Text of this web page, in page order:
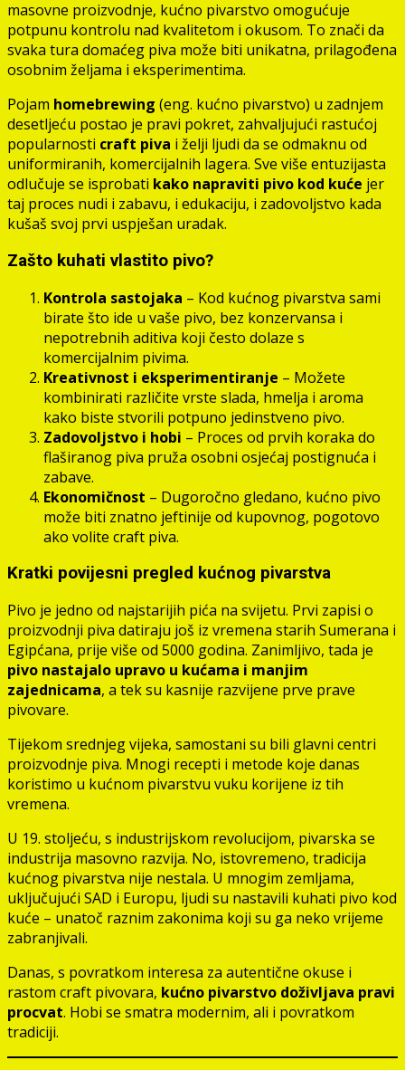
masovne proizvodnje, kućno pivarstvo omogućuje
potpunu kontrolu nad kvalitetom i okusom. To znači da
svaka tura domaćeg piva može biti unikatna, prilagođena
osobnim željama i eksperimentima.
Pojam homebrewing (eng. kućno pivarstvo) u zadnjem
desetljeću postao je pravi pokret, zahvaljujući rastućoj
popularnosti craft piva i želji ljudi da se odmaknu od
uniformiranih, komercijalnih lagera. Sve više entuzijasta
odlučuje se isprobati kako napraviti pivo kod kuće jer
taj proces nudi i zabavu, i edukaciju, i zadovoljstvo kada
kušaš svoj prvi uspješan uradak.
Zašto kuhati vlastito pivo?
Kontrola sastojaka – Kod kućnog pivarstva sami
birate što ide u vaše pivo, bez konzervansa i
nepotrebnih aditiva koji često dolaze s
komercijalnim pivima.
Kreativnost i eksperimentiranje – Možete
kombinirati različite vrste slada, hmelja i aroma
kako biste stvorili potpuno jedinstveno pivo.
Zadovoljstvo i hobi – Proces od prvih koraka do
flaširanog piva pruža osobni osjećaj postignuća i
zabave.
Ekonomičnost – Dugoročno gledano, kućno pivo
može biti znatno jeftinije od kupovnog, pogotovo
ako volite craft piva.
Kratki povijesni pregled kućnog pivarstva
Pivo je jedno od najstarijih pića na svijetu. Prvi zapisi o
proizvodnji piva datiraju još iz vremena starih Sumerana i
Egipćana, prije više od 5000 godina. Zanimljivo, tada je
pivo nastajalo upravo u kućama i manjim
zajednicama, a tek su kasnije razvijene prve prave
pivovare.
Tijekom srednjeg vijeka, samostani su bili glavni centri
proizvodnje piva. Mnogi recepti i metode koje danas
koristimo u kućnom pivarstvu vuku korijene iz tih
vremena.
U 19. stoljeću, s industrijskom revolucijom, pivarska se
industrija masovno razvija. No, istovremeno, tradicija
kućnog pivarstva nije nestala. U mnogim zemljama,
uključujući SAD i Europu, ljudi su nastavili kuhati pivo kod
kuće – unatoč raznim zakonima koji su ga neko vrijeme
zabranjivali.
Danas, s povratkom interesa za autentične okuse i
rastom craft pivovara, kućno pivarstvo doživljava pravi
procvat. Hobi se smatra modernim, ali i povratkom
tradiciji.